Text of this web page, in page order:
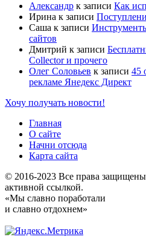
Александр к записи Как
Ирина к записи
Саша к записи
сайтов
Дмитрий к записи
Collector и прочего
Олег Соловьев к записи 45
рекламе Янедекс Директ
Хочу получать новости!
Главная
О сайте
Начни отсюда
Карта сайта
© 2016-2023 Все права
активной ссылкой.
«Мы славно поработали
и славно отдохнем»